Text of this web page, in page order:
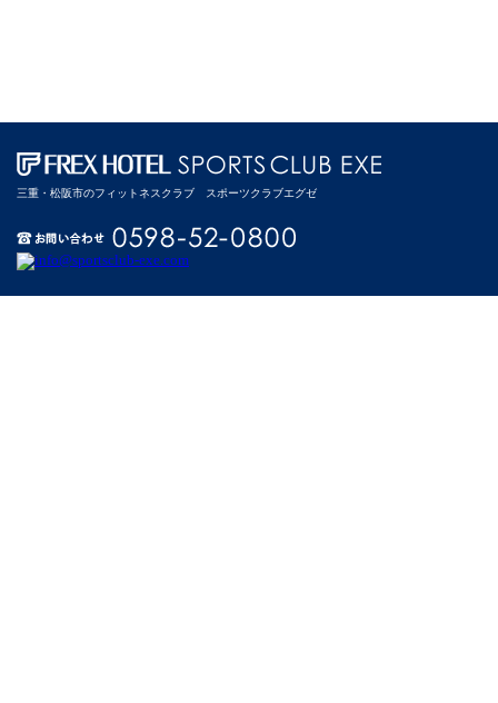
三重・松阪市のフィットネスクラブ スポーツクラブエグゼ